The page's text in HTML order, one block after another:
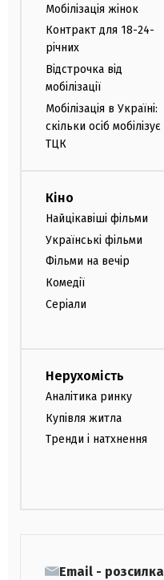
Мобілізація жінок
Контракт для 18-24-
річних
Відстрочка від
мобілізації
Мобілізація в Україні:
скільки осіб мобілізує
ТЦК
Кіно
Найцікавіші фільми
Українські фільми
Фільми на вечір
Комедії
Серіали
Нерухомість
Аналітика ринку
Купівля житла
Тренди і натхнення
Email - розсилка